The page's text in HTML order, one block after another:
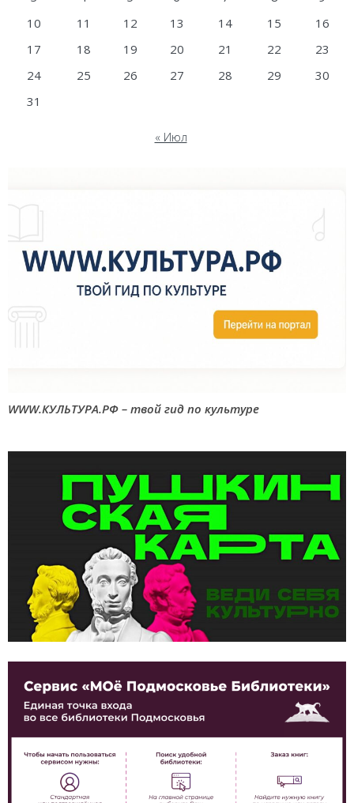
10
11 12 13 14 15
16
17
18 19 20 21 22
23
24
25 26 27 28 29
30
31
« Июл
WWW.КУЛЬТУРА.РФ – твой гид по культуре